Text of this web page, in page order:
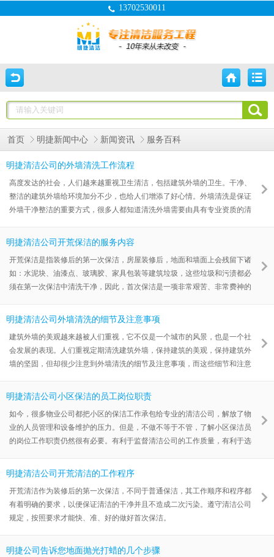
13702530011
首页 明捷新闻中心 新闻资讯 服务百科
明捷清洁公司的外墙清洗工作流程
高度发达的社会，人们越来越重视卫生清洁，包括建筑外墙的卫生。干净、
整洁的建筑外墙给环境加分不少，也给人们增添了好心情。外墙清洗是保证
外墙干净整洁的重要方式，很多人都知道清洗外墙需要由具有专业资质的清
作业，才能保证外墙被清洗的干净，才能保证清洁人员的人身安全。明捷公
明捷清洁公司开荒保洁的服务内容
开荒保洁是指装修后的第一次保洁，房屋装修后，地面和墙面上会残留下诸
如：水泥块、油漆点、玻璃胶、家具包装等建筑垃圾，这些垃圾和污渍都必
须在第一次保洁中清洗干净，因此，首次保洁是一项非常艰苦、非常费神的
首次保洁很有必要，那么首次保洁有哪些服务内容呢？
明捷清洁公司外墙清洗的细节及注意事项
建筑外墙的美观越来越被人们重视，它不仅是一个城市的风景，也是一个社
会发展的表现。人们重视定期清洗建筑外墙，保持建筑的美观，保持建筑外
墙的坚固，但却很少注意到外墙清洗的细节及注意事项，而这些细节和注意
清洗工作中必须要重视和做到的。
明捷清洁公司小区保洁的员工岗位职责
如今，很多物业公司都把小区的保洁工作承包给专业的清洁公司，解放了物
业的人员管理和设备维护的压力。但是，不做不等于不管，了解小区保洁员
的岗位工作职责仍然很有必要。有利于监督清洁公司的工作质量，有利于选
明捷清洁公司开荒清洁的工作程序
开荒清洁作为装修后的第一次保洁，不同于普通保洁，其工作顺序和程序都
有着明确的要求，以便保证清洁的干净并且不造成二次污染。遵守清洁公司
规定，按照要求才能快、准、好的做好首次保洁。
明捷公司告诉您地面抛光打蜡的几个步骤